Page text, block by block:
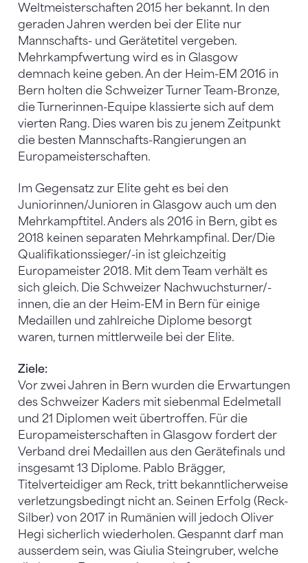
Weltmeisterschaften 2015 her bekannt. In den
geraden Jahren werden bei der Elite nur
Mannschafts- und Gerätetitel vergeben.
Mehrkampfwertung wird es in Glasgow
demnach keine geben. An der Heim-EM 2016 in
Bern holten die Schweizer Turner Team-Bronze,
die Turnerinnen-Equipe klassierte sich auf dem
vierten Rang. Dies waren bis zu jenem Zeitpunkt
die besten Mannschafts-Rangierungen an
Europameisterschaften.
Im Gegensatz zur Elite geht es bei den
Juniorinnen/Junioren in Glasgow auch um den
Mehrkampftitel. Anders als 2016 in Bern, gibt es
2018 keinen separaten Mehrkampfinal. Der/Die
Qualifikationssieger/-in ist gleichzeitig
Europameister 2018. Mit dem Team verhält es
sich gleich. Die Schweizer Nachwuchsturner/-
innen, die an der Heim-EM in Bern für einige
Medaillen und zahlreiche Diplome besorgt
waren, turnen mittlerweile bei der Elite.
Ziele:
Vor zwei Jahren in Bern wurden die Erwartungen
des Schweizer Kaders mit siebenmal Edelmetall
und 21 Diplomen weit übertroffen. Für die
Europameisterschaften in Glasgow fordert der
Verband drei Medaillen aus den Gerätefinals und
insgesamt 13 Diplome. Pablo Brägger,
Titelverteidiger am Reck, tritt bekanntlicherweise
verletzungsbedingt nicht an. Seinen Erfolg (Reck-
Silber) von 2017 in Rumänien will jedoch Oliver
Hegi sicherlich wiederholen. Gespannt darf man
ausserdem sein, was Giulia Steingruber, welche